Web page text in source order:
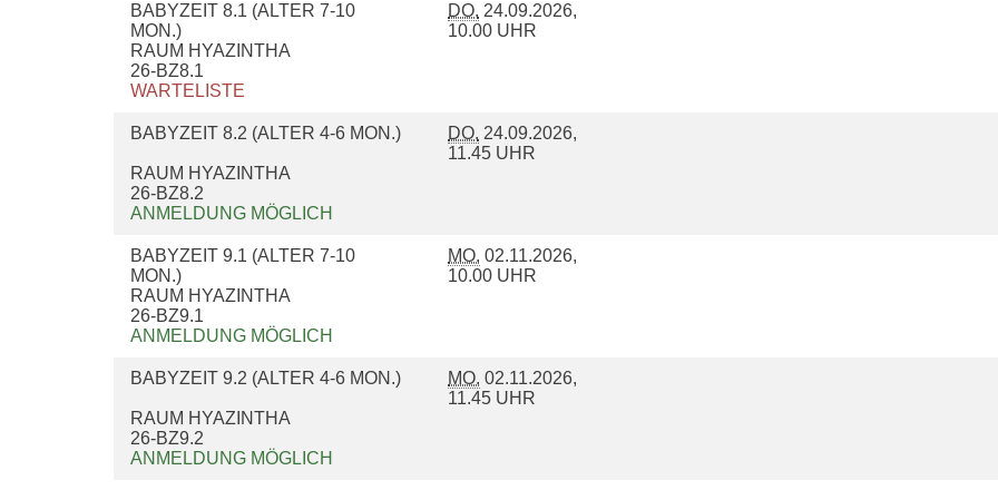
BABYZEIT 8.1 (ALTER 7-10
MON.)
DO. 24.09.2026,
10.00 UHR
RAUM HYAZINTHA
26-BZ8.1
WARTELISTE
BABYZEIT 8.2 (ALTER 4-6 MON.) DO. 24.09.2026,
11.45 UHR
RAUM HYAZINTHA
26-BZ8.2
ANMELDUNG MÖGLICH
BABYZEIT 9.1 (ALTER 7-10
MON.)
MO. 02.11.2026,
10.00 UHR
RAUM HYAZINTHA
26-BZ9.1
ANMELDUNG MÖGLICH
BABYZEIT 9.2 (ALTER 4-6 MON.) MO. 02.11.2026,
11.45 UHR
RAUM HYAZINTHA
26-BZ9.2
ANMELDUNG MÖGLICH